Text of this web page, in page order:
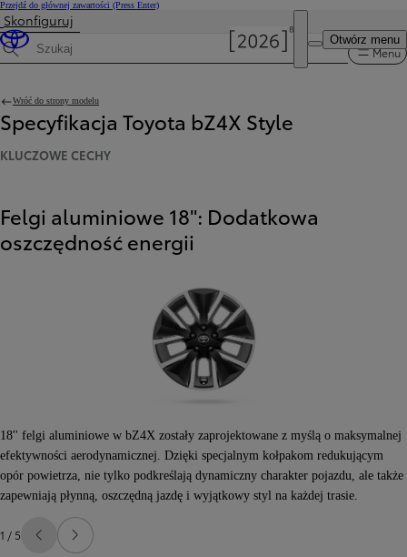
Przejdź do głównej zawartości (Press Enter)
Otwórz menu
Skonfiguruj
Wyszukaj dane techniczne Menu
Wróć do strony modelu
Specyfikacja Toyota bZ4X Style
KLUCZOWE CECHY
Felgi aluminiowe 18": Dodatkowa
oszczędność energii
18'' felgi aluminiowe w bZ4X zostały zaprojektowane z myślą o maksymalnej
efektywności aerodynamicznej. Dzięki specjalnym kołpakom redukującym
opór powietrza, nie tylko podkreślają dynamiczny charakter pojazdu, ale także
zapewniają płynną, oszczędną jazdę i wyjątkowy styl na każdej trasie.
1 / 5 PoprzedniNastępny